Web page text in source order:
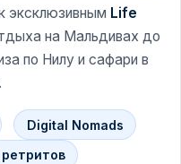
эксклюзивным Life
на Мальдивах до
по Нилу и сафари в
Digital Nomads